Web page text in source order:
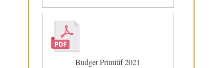
Budget Primitif 2021